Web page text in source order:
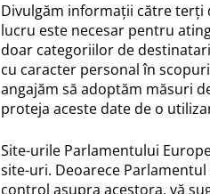
Divulgăm informații către terți
lucru este necesar pentru
doar categoriilor de
cu caracter personal în
angajăm să adoptăm măsuri
proteja aceste date de o
Site-urile Parlamentului
site-uri. Deoarece
control asupra acestora, vă